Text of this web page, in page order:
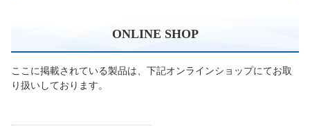
ONLINE SHOP
ここに掲載されている製品は、下記オンラインショップにてお取
り扱いしております。